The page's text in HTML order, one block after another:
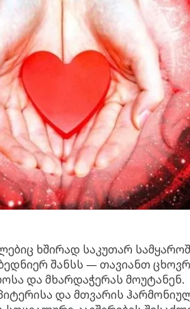
ხშირად საკუთარ
შანსს — თავიანთ
და მხარდაჭერას მოუტანენ.
და მთვარის